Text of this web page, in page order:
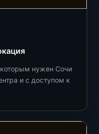
которым нужен Сочи
и с доступом к